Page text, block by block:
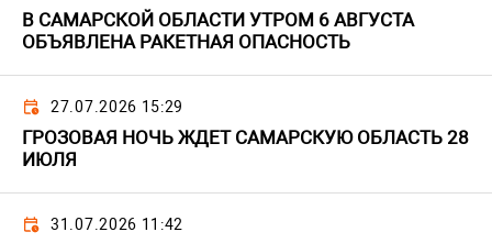
В САМАРСКОЙ ОБЛАСТИ УТРОМ 6 АВГУСТА
ОБЪЯВЛЕНА РАКЕТНАЯ ОПАСНОСТЬ
27.07.2026 15:29
ГРОЗОВАЯ НОЧЬ ЖДЕТ САМАРСКУЮ ОБЛАСТЬ 28
ИЮЛЯ
31.07.2026 11:42